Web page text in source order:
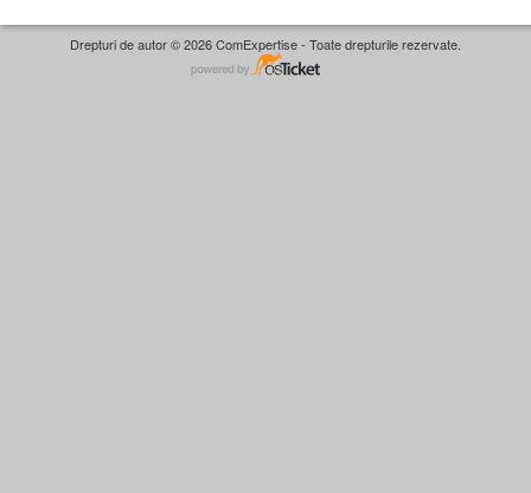
Drepturi de autor © 2026 ComExpertise - Toate drepturile rezervate.